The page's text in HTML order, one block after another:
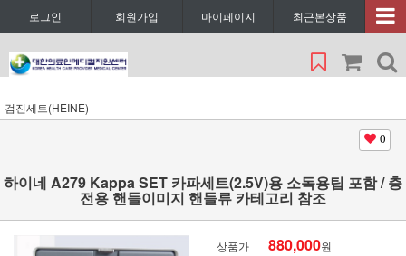
로그인 회원가입 마이페이지 최근본상품
검진세트(HEINE)
0
하이네 A279 Kappa SET 카파세트(2.5V)용 소독용팁 포함 / 충
전용 핸들이미지 핸들류 카테고리 참조
상품가 880,000원